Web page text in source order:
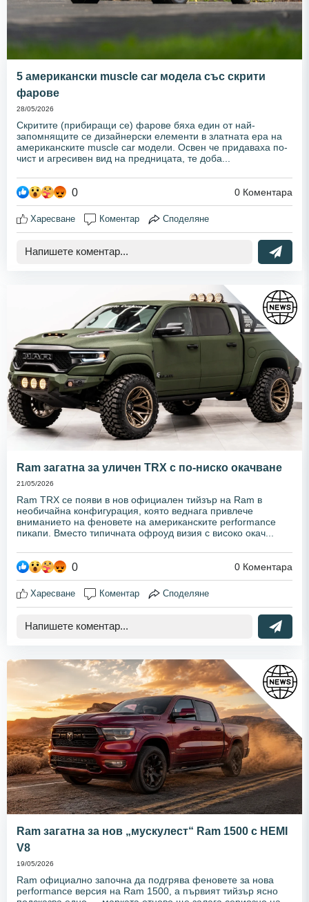
5 американски muscle car модела със скрити
фарове
28/05/2026
Скритите (прибиращи се) фарове бяха един от най-
запомнящите се дизайнерски елементи в златната ера на
американските muscle car модели. Освен че придаваха по-
чист и агресивен вид на предницата, те доба...
0 0 Коментара
Харесване Коментар Споделяне
Ram загатна за уличен TRX с по-ниско окачване
21/05/2026
Ram TRX се появи в нов официален тийзър на Ram в
необичайна конфигурация, която веднага привлече
вниманието на феновете на американските performance
пикапи. Вместо типичната офроуд визия с високо окач...
0 0 Коментара
Харесване Коментар Споделяне
Ram загатна за нов „мускулест“ Ram 1500 с HEMI
V8
19/05/2026
Ram официално започна да подгрява феновете за нова
performance версия на Ram 1500, а първият тийзър ясно